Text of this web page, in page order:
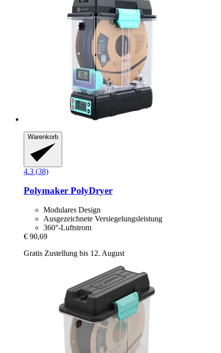
Warenkorb
4.3 (38)
Polymaker PolyDryer
Modulares Design
Ausgezeichnete Versiegelungsleistung
360°-Luftstrom
€ 90,69
Gratis Zustellung bis 12. August